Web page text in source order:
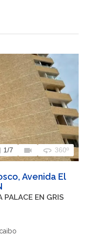
1/7 videocam 360 360º
Avenida El
PALACE EN GRIS